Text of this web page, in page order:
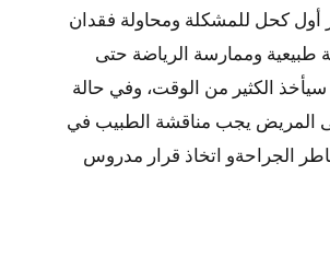
أول كحل للمشكلة ومحاولة فقدان
طبيعية وممارسة الرياضة حتى
الكثير من الوقت، وفي حالة
المريض يجب مناقشة الطبيب في
الجراحةو اتخاذ قرار مدروس